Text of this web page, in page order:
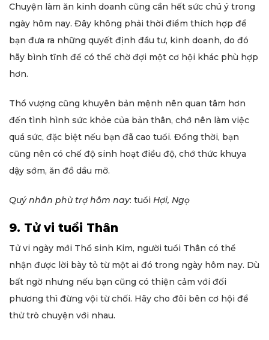
Chuyện làm ăn kinh doanh cũng cần hết sức chú ý trong
ngày hôm nay. Đây không phải thời điểm thích hợp để
bạn đưa ra những quyết định đầu tư, kinh doanh, do đó
hãy bình tĩnh để có thể chờ đợi một cơ hội khác phù hợp
hơn.
Thổ vượng cũng khuyên bản mệnh nên quan tâm hơn
đến tình hình sức khỏe của bản thân, chớ nên làm việc
quá sức, đặc biệt nếu bạn đã cao tuổi. Đồng thời, bạn
cũng nên có chế độ sinh hoạt điều độ, chớ thức khuya
dậy sớm, ăn đồ dầu mỡ.
Quý nhân phù trợ hôm nay: tuổi Hợi, Ngọ
9. Tử vi tuổi Thân
Tử vi ngày mới Thổ sinh Kim, người tuổi Thân có thể
nhận được lời bày tỏ từ một ai đó trong ngày hôm nay. Dù
bất ngờ nhưng nếu bạn cũng có thiện cảm với đối
phương thì đừng vội từ chối. Hãy cho đôi bên cơ hội để
thử trò chuyện với nhau.